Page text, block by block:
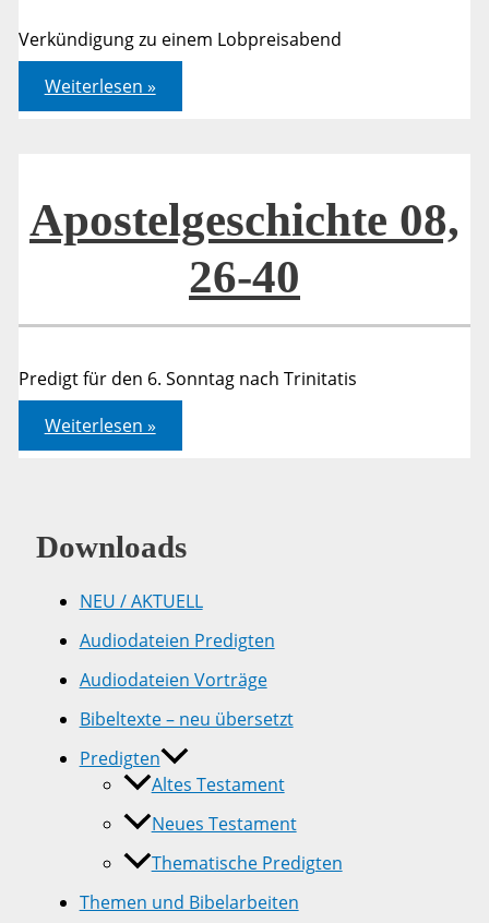
Verkündigung zu einem Lobpreisabend
Apostelgeschichte
08,4-
24
Weiterlesen »
Apostelgeschichte 08,
26-40
Predigt für den 6. Sonntag nach Trinitatis
Apostelgeschichte
08,
26-
Weiterlesen »
Downloads
NEU / AKTUELL
Audiodateien Predigten
Audiodateien Vorträge
Bibeltexte – neu übersetzt
Predigten
Altes Testament
Neues Testament
Thematische Predigten
Themen und Bibelarbeiten